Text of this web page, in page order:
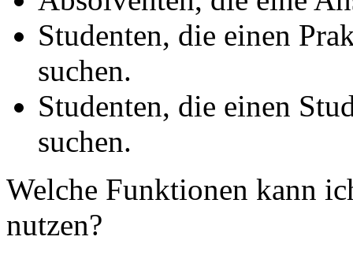
Studenten, die einen
suchen.
Studenten, die einen
suchen.
Welche Funktionen kann
nutzen?